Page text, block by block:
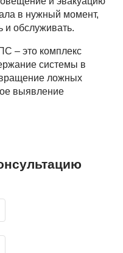
в нужный момент,
и обслуживать.
– это комплекс
системы в
ложных
выявление